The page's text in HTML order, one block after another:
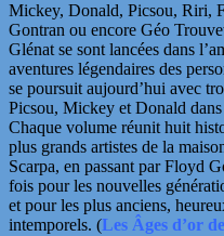
Mickey, Donald, Picsou, Riri,
Gontran ou encore Géo
Glénat se sont lancées dans
aventures légendaires des
se poursuit aujourd’hui avec
Picsou, Mickey et Donald
Chaque volume réunit huit
plus grands artistes de la
Scarpa, en passant par Floyd
fois pour les nouvelles
et pour les plus anciens,
intemporels. (Les Âges d’or